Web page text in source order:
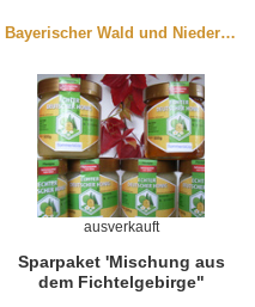
Bayerischer Wald und Niederbayern
Sparpaket 'Mischung aus
dem Fichtelgebirge"
ausverkauft